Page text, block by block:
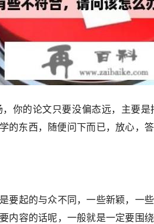
你的论文只要没偏态远，主要
的东西，随便问下而已，放心，
要起的与众不同，一些新颖，一
内容的话呢，一般就是一定要围